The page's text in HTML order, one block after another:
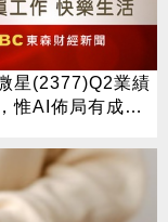
星(2377)Q2業績
惟AI佈局有成股
多，週一大拉尾